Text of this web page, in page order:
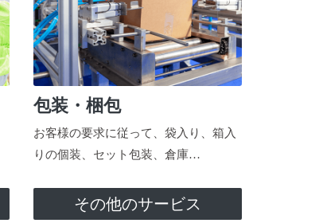
包装・梱包
お客様の要求に従って、袋入り、箱入
りの個装、セット包装、倉庫…
その他のサービス